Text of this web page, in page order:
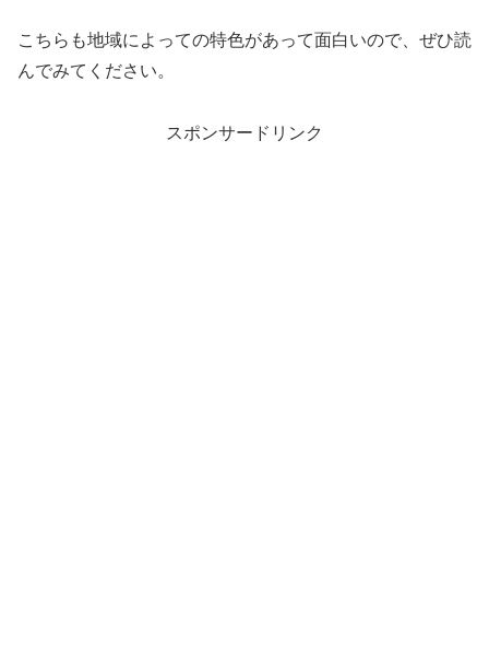
こちらも地域によっての特色があって面白いので、ぜひ読
んでみてください。
スポンサードリンク